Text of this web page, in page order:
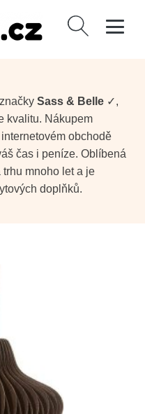
Vyhledávání
Sass & Belle ✓,
kvalitu. Nákupem
obchodě
čas i peníze. Oblíbená
trhu mnoho let a je
doplňků.